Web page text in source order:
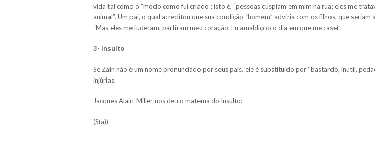
vida tal como o “modo como fui criado”; isto é, “pessoas cuspiam em mim na rua; eles me
animal”. Um pai, o qual acreditou que sua condição “homem” adviria com os filhos, que seriam
“Mas eles me fuderam, partiram meu coração. Eu amaldiçoo o dia em que me casei”.
3- Insulto
Se Zain não é um nome pronunciado por seus pais, ele é substituído por “bastardo, inútil,
injúrias.
Jacques Alain-Miller nos deu o matema do insulto:
(S(a))
–––––––––